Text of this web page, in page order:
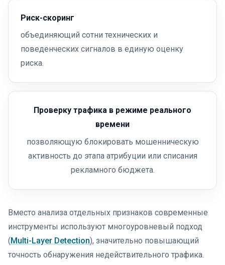
Риск-скоринг
объединяющий сотни технических и
поведенческих сигналов в единую оценку
риска.
Проверку трафика в режиме реального
времени
позволяющую блокировать мошенническую
активность до этапа атрибуции или списания
рекламного бюджета.
Вместо анализа отдельных признаков современные
инструменты используют многоуровневый подход
(Multi-Layer Detection), значительно повышающий
точность обнаружения недействительного трафика.